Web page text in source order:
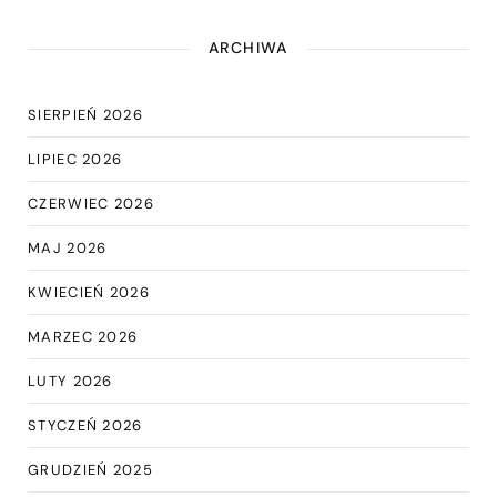
ARCHIWA
SIERPIEŃ 2026
LIPIEC 2026
CZERWIEC 2026
MAJ 2026
KWIECIEŃ 2026
MARZEC 2026
LUTY 2026
STYCZEŃ 2026
GRUDZIEŃ 2025